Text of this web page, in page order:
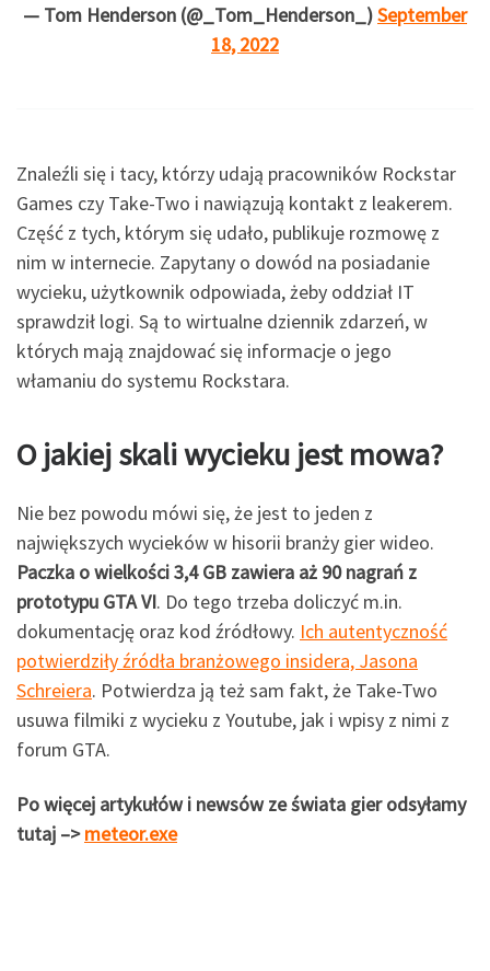
— Tom Henderson (@_Tom_Henderson_)September
18, 2022
Znaleźli się i tacy, którzy udają pracowników Rockstar
Games czy Take-Two i nawiązują kontakt z leakerem.
Część z tych, którym się udało, publikuje rozmowę z
nim w internecie. Zapytany o dowód na posiadanie
wycieku, użytkownik odpowiada, żeby oddział IT
sprawdził logi. Są to wirtualne dziennik zdarzeń, w
których mają znajdować się informacje o jego
włamaniu do systemu Rockstara.
O jakiej skali wycieku jest mowa?
Nie bez powodu mówi się, że jest to jeden z
największych wycieków w hisorii branży gier wideo.
Paczka o wielkości 3,4 GB zawiera aż 90 nagrań z
prototypu GTA VI. Do tego trzeba doliczyć m.in.
dokumentację oraz kod źródłowy. Ich autentyczność
potwierdziły źródła branżowego insidera, Jasona
Schreiera. Potwierdza ją też sam fakt, że Take-Two
usuwa filmiki z wycieku z Youtube, jak i wpisy z nimi z
forum GTA.
Po więcej artykułów i newsów ze świata gier odsyłamy
tutaj –>meteor.exe